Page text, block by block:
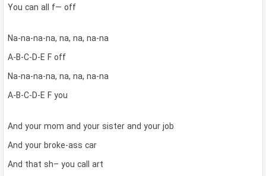
You can all f— off
Na-na-na-na, na, na, na-na
A-B-C-D-E F off
Na-na-na-na, na, na, na-na
A-B-C-D-E F you
And your mom and your sister and your job
And your broke-ass car
And that sh– you call art